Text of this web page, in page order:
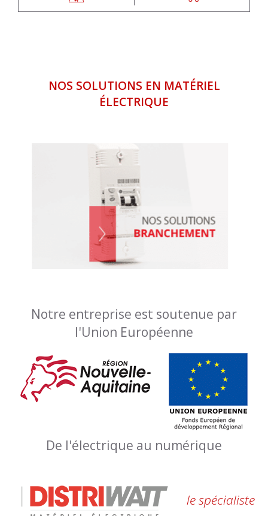
NOS SOLUTIONS EN MATÉRIEL
ÉLECTRIQUE
Notre entreprise est soutenue par
l'Union Européenne
De l'électrique au numérique
le spécialiste